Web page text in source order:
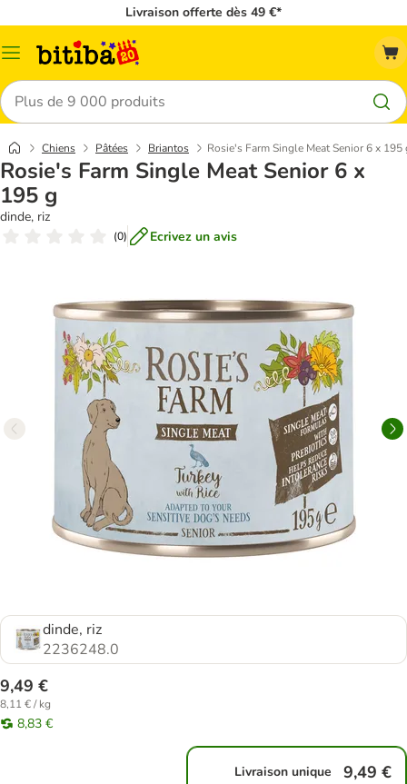
Livraison offerte dès 49 €*
Menu
Rechercher
Chiens Pâtées Briantos Rosie's Farm Single Meat Senior 6 x 195
Rosie's Farm Single Meat Senior 6 x
195 g
dinde, riz
(0) Ecrivez un avis
dinde, riz
2236248.0
9,49 €
8,11 € / kg
8,83 €
Livraison unique 9,49 €